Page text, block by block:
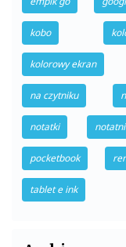
kobo
kolorowy ekran
na czytniku
notatki
pocketbook
tablet e ink